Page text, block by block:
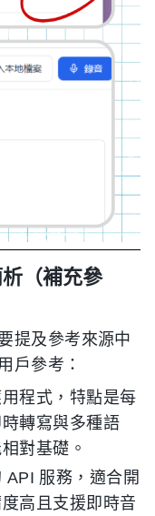
（補充參
提及參考來源中
戶參考：
程式，特點是每
轉寫與多種語
對基礎。
API 服務，適合開
高且支援即時音